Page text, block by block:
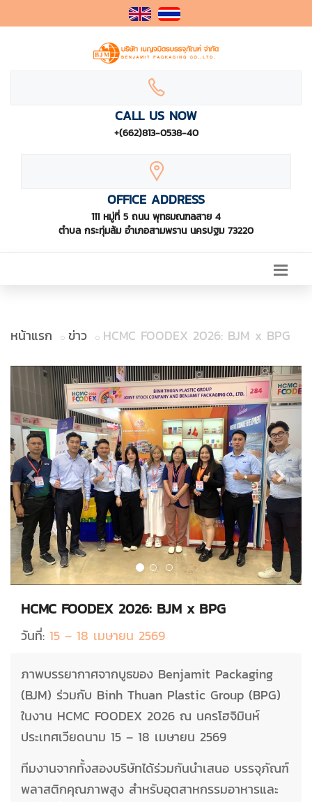
CALL US NOW
+(662)813-0538-40
OFFICE ADDRESS
111 หมู่ที่ 5 ถนน พุทธมณฑลสาย 4
ตำบล กระทุ่มล้ม อำเภอสามพราน นครปฐม 73220
หน้าแรก ข่าว HCMC FOODEX 2026: BJM x BPG
Previous Next
HCMC FOODEX 2026: BJM x BPG
วันที่: 15 – 18 เมษายน 2569
ภาพบรรยากาศจากบูธของ Benjamit Packaging
(BJM) ร่วมกับ Binh Thuan Plastic Group (BPG)
ในงาน HCMC FOODEX 2026 ณ นครโฮจิมินห์
ประเทศเวียดนาม 15 – 18 เมษายน 2569
ทีมงานจากทั้งสองบริษัทได้ร่วมกันนำเสนอ บรรจุภัณฑ์
พลาสติกคุณภาพสูง สำหรับอุตสาหกรรมอาหารและ